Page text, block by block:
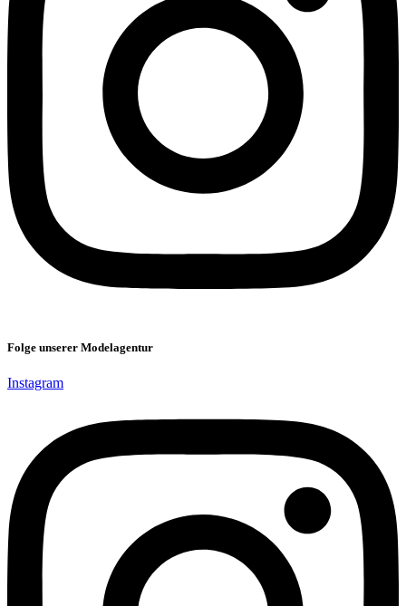
Folge unserer Modelagentur
Instagram